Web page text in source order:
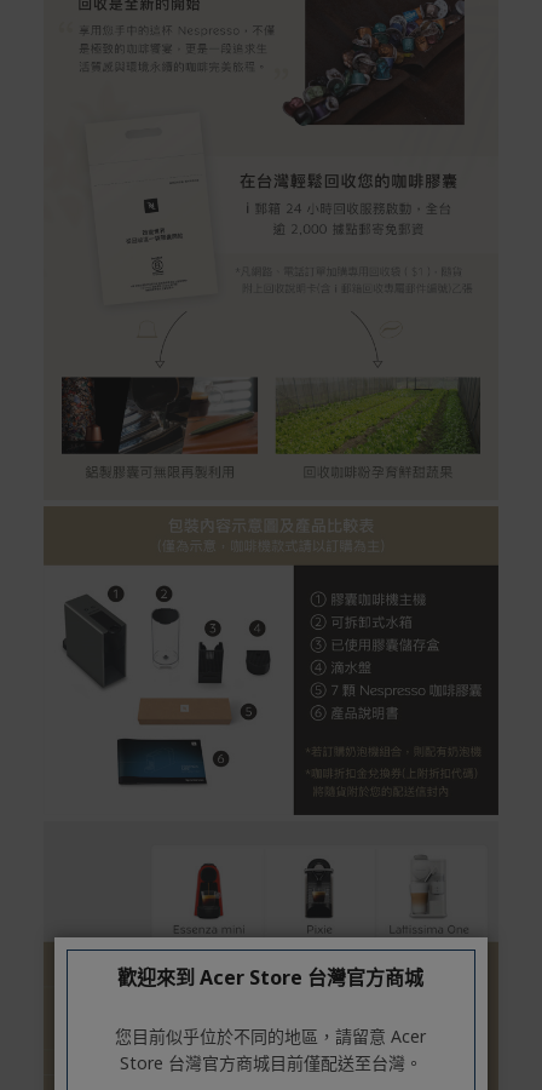
配送服務
本站商品除有特別標示收取運費之商品，其餘全館皆可免
運宅配到府。
Acer旗下品牌商品除可宅配配送全台各地外，部分商品可
在消費者完成訂單付款後兩個工作天內會安排訂單出貨，
非Acer旗下品牌商品依配合廠商規範，可能會有無法配送
外島的狀況，
您可以於「我的訂單」內查詢訂單出貨狀態 (路徑：我的帳
實際的到貨時間依配合的物流商做安排，在無特殊狀況下
可在出貨後的兩個工作天內送達。
預購商品依商品頁面上的出貨時間安排，且有可能因實際
生產狀況有延後情況發生。
保固與售後服務
Acer旗下品牌商品保固期限與說明請參考此連結：
s://www.acer.com/tw-zh/support/warranty/product-wa
rranties
非Acer旗下品牌商品保固依各商品和之廠商有所不同，詳
情請參考商品說明。
如有相關保固問題以及售後服務問題，您可以透過專線或
服務信箱聯繫客服。
付款方式
本網站提供以下付款方式：
信用卡分期付款：限指定商品使用，滿1千享3期0利
率/滿1萬享3期0利率/滿3萬享12期0利率
銀行帳戶轉帳：使用一次性虛擬帳戶
LINEPAY(含iPASS MONEY)
Samsung Wallet (原Samsung Pay)：須使用行動裝
歡迎來到 Acer Store 台灣官方商城
您目前似乎位於不同的地區，請留意 Acer
Store 台灣官方商城目前僅配送至台灣。